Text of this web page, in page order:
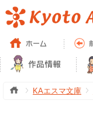
KAエスマ文庫